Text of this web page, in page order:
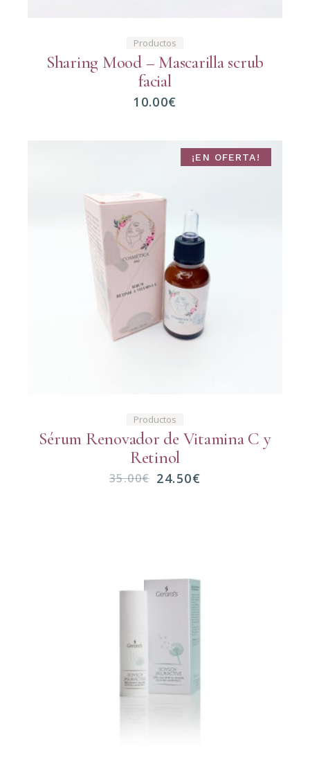
Productos
Sharing Mood – Mascarilla scrub
facial
10.00€
¡EN OFERTA!
Productos
Sérum Renovador de Vitamina C y
Retinol
35.00€ 24.50€